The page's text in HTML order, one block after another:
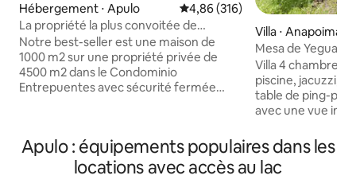
Hébergement ⋅ Apulo Évaluation moyenne sur la
4,86 (316)
La propriété la plus convoitée de
TopSpot®/plus de 300 commentaires !
Notre best-seller est une maison de
1000 m2 sur une propriété privée de
4500 m2 dans le Condominio
Entrepuentes avec sécurité fermée
randonnées, mais suffisamment isolé
pour une intimité totale. Profitez d'une
vue imprenable, d'une piscine privée, de
Villa ⋅ Anapoima
Mesa de Yeguas
Villa 4 chambres
piscine, jacuzzi,
table de ping-
avec une vue
nature, de
Architecture
nécessaire pour
Apulo : équipements populaires dans les
locations avec accès au lac